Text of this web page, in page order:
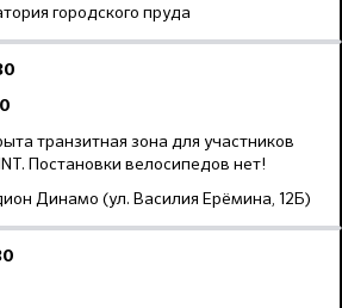
городского пруда
транзитная зона для участников
Постановки велосипедов нет!
Динамо (ул. Василия Ерёмина, 12Б)